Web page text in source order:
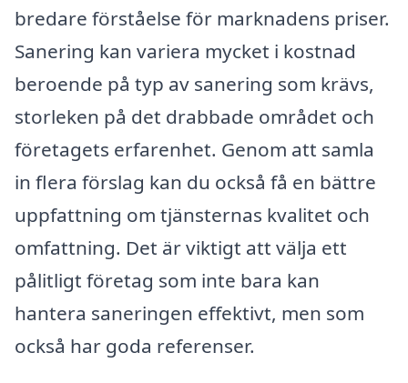
bredare förståelse för marknadens priser.
Sanering kan variera mycket i kostnad
beroende på typ av sanering som krävs,
storleken på det drabbade området och
företagets erfarenhet. Genom att samla
in flera förslag kan du också få en bättre
uppfattning om tjänsternas kvalitet och
omfattning. Det är viktigt att välja ett
pålitligt företag som inte bara kan
hantera saneringen effektivt, men som
också har goda referenser.